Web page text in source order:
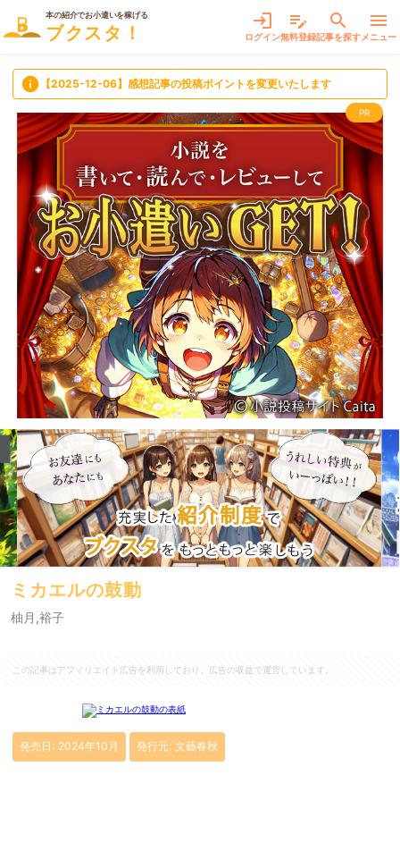
本の紹介でお小遣いを稼げる
ブクスタ！
login
ログイン
edit_note
無料登録
search
記事を探す
menu
メニュー
info 【2025-12-06】感想記事の投稿ポイントを変更いたします
PR
ミカエルの鼓動
柚月,裕子
この記事はアフィリエイト広告を利用しており、広告の収益で運営しています。
発売日: 2024年10月 発行元: 文藝春秋